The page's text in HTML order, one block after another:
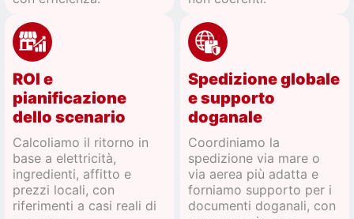
ROI e
pianificazione
dello scenario
Calcoliamo il ritorno in
base a elettricità,
ingredienti, affitto e
prezzi locali, con
riferimenti a casi reali di
Spedizione globale
e supporto
doganale
Coordiniamo la
spedizione via mare o
via aerea più adatta e
forniamo supporto per i
documenti doganali, con